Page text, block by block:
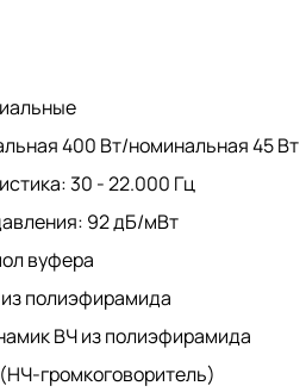
400 Вт/номинальная 45 Вт
30 - 22.000 Гц
92 дБ/мВт
вуфера
полиэфирамида
ВЧ из полиэфирамида
громкоговоритель)